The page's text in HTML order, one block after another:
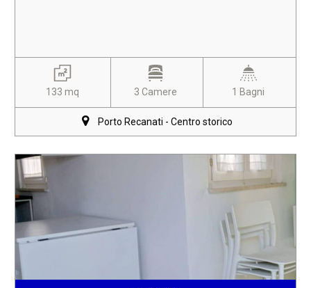
133 mq 3 Camere 1 Bagni
Porto Recanati - Centro storico